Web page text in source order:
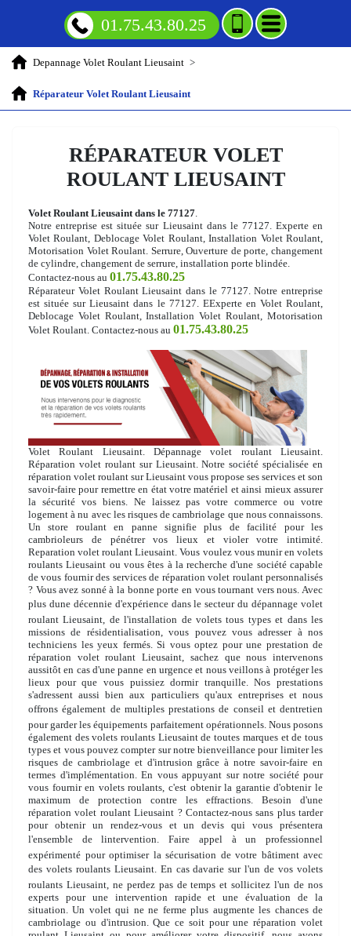
01.75.43.80.25
Depannage Volet Roulant Lieusaint >
Réparateur Volet Roulant Lieusaint
RÉPARATEUR VOLET
ROULANT LIEUSAINT
Volet Roulant Lieusaint dans le 77127.
Notre entreprise est située sur Lieusaint dans le 77127. Experte en
Volet Roulant, Deblocage Volet Roulant, Installation Volet Roulant,
Motorisation Volet Roulant. Serrure, Ouverture de porte, changement
de cylindre, changement de serrure, installation porte blindée.
Contactez-nous au 01.75.43.80.25
Réparateur Volet Roulant Lieusaint dans le 77127. Notre entreprise
est située sur Lieusaint dans le 77127. EExperte en Volet Roulant,
Deblocage Volet Roulant, Installation Volet Roulant, Motorisation
Volet Roulant. Contactez-nous au 01.75.43.80.25
Volet Roulant Lieusaint. Dépannage volet roulant Lieusaint.
Réparation volet roulant sur Lieusaint. Notre société spécialisée en
réparation volet roulant sur Lieusaint vous propose ses services et son
savoir-faire pour remettre en état votre matériel et ainsi mieux assurer
la sécurité vos biens. Ne laissez pas votre commerce ou votre
logement à nu avec les risques de cambriolage que nous connaissons.
Un store roulant en panne signifie plus de facilité pour les
cambrioleurs de pénétrer vos lieux et violer votre intimité.
Reparation volet roulant Lieusaint. Vous voulez vous munir en volets
roulants Lieusaint ou vous êtes à la recherche d'une société capable
de vous fournir des services de réparation volet roulant personnalisés
? Vous avez sonné à la bonne porte en vous tournant vers nous. Avec
plus dune décennie d'expérience dans le secteur du dépannage volet
roulant Lieusaint, de l'installation de volets tous types et dans les
missions de résidentialisation, vous pouvez vous adresser à nos
techniciens les yeux fermés. Si vous optez pour une prestation de
réparation volet roulant Lieusaint, sachez que nous intervenons
aussitôt en cas d'une panne en urgence et nous veillons à protéger les
lieux pour que vous puissiez dormir tranquille. Nos prestations
s'adressent aussi bien aux particuliers qu'aux entreprises et nous
offrons également de multiples prestations de conseil et dentretien
pour garder les équipements parfaitement opérationnels. Nous posons
également des volets roulants Lieusaint de toutes marques et de tous
types et vous pouvez compter sur notre bienveillance pour limiter les
risques de cambriolage et d'intrusion grâce à notre savoir-faire en
termes d'implémentation. En vous appuyant sur notre société pour
vous fournir en volets roulants, c'est obtenir la garantie d'obtenir le
maximum de protection contre les effractions. Besoin d'une
réparation volet roulant Lieusaint ? Contactez-nous sans plus tarder
pour obtenir un rendez-vous et un devis qui vous présentera
l'ensemble de lintervention. Faire appel à un professionnel
expérimenté pour optimiser la sécurisation de votre bâtiment avec
des volets roulants Lieusaint. En cas davarie sur l'un de vos volets
roulants Lieusaint, ne perdez pas de temps et sollicitez l'un de nos
experts pour une intervention rapide et une évaluation de la
situation. Un volet qui ne ne ferme plus augmente les chances de
cambriolage ou d'intrusion. Que ce soit pour une réparation volet